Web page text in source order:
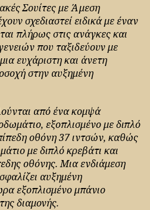
Σουίτες με Άμεση
σχεδιαστεί ειδικά με έναν
πλήρως στις ανάγκες και
που ταξιδεύουν με
ευχάριστη και άνετη
στην αυξημένη
από ένα κομψά
εξοπλισμένο με διπλό
οθόνη 37 ιντσών, καθώς
με διπλό κρεβάτι και
οθόνης. Μια ενδιάμεση
αυξημένη
εξοπλισμένο μπάνιο
διαμονής.